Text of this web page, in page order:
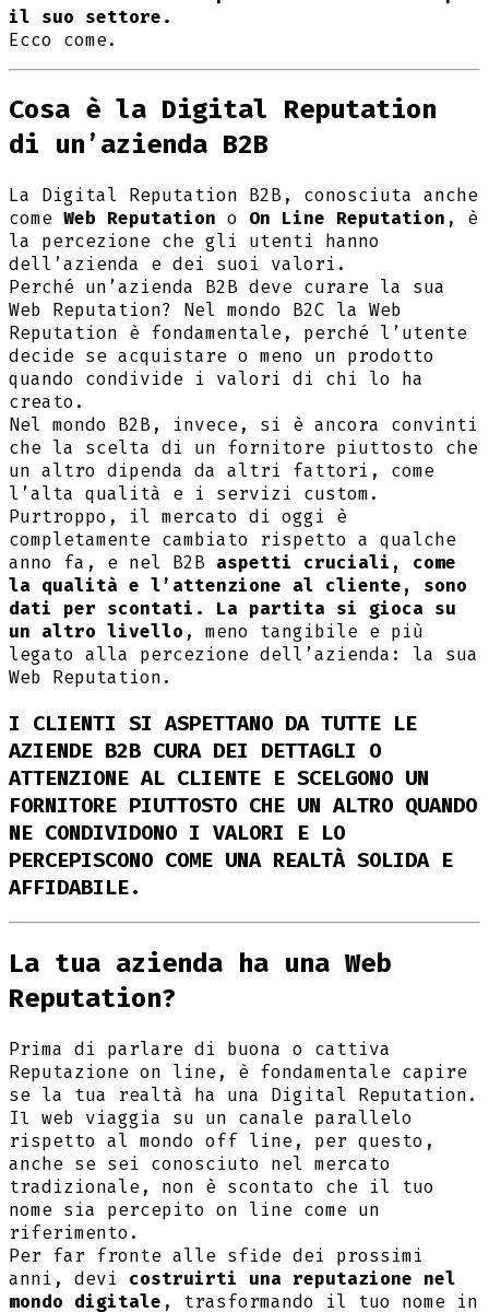
il suo settore.
Ecco come.
Cosa è la Digital Reputation
di un’azienda B2B
La Digital Reputation B2B, conosciuta anche
come Web Reputation o On Line Reputation , è
la percezione che gli utenti hanno
dell’azienda e dei suoi valori.
Perché un’azienda B2B deve curare la sua
Web Reputation? Nel mondo B2C la Web
Reputation è fondamentale, perché l’utente
decide se acquistare o meno un prodotto
quando condivide i valori di chi lo ha
creato.
Nel mondo B2B, invece, si è ancora convinti
che la scelta di un fornitore piuttosto che
un altro dipenda da altri fattori, come
l’alta qualità e i servizi custom.
Purtroppo, il mercato di oggi è
completamente cambiato rispetto a qualche
anno fa, e nel B2B aspetti cruciali, come
la qualità e l’attenzione al cliente, sono
dati per scontati. La partita si gioca su
un altro livello , meno tangibile e più
legato alla percezione dell’azienda: la sua
Web Reputation.
I CLIENTI SI ASPETTANO DA TUTTE LE
AZIENDE B2B CURA DEI DETTAGLI O
ATTENZIONE AL CLIENTE E SCELGONO UN
FORNITORE PIUTTOSTO CHE UN ALTRO QUANDO
NE CONDIVIDONO I VALORI E LO
PERCEPISCONO COME UNA REALTÀ SOLIDA E
AFFIDABILE.
La tua azienda ha una Web
Reputation?
Prima di parlare di buona o cattiva
Reputazione on line, è fondamentale capire
se la tua realtà ha una Digital Reputation.
Il web viaggia su un canale parallelo
rispetto al mondo off line, per questo,
anche se sei conosciuto nel mercato
tradizionale, non è scontato che il tuo
nome sia percepito on line come un
riferimento.
Per far fronte alle sfide dei prossimi
anni, devi costruirti una reputazione nel
mondo digitale , trasformando il tuo nome in